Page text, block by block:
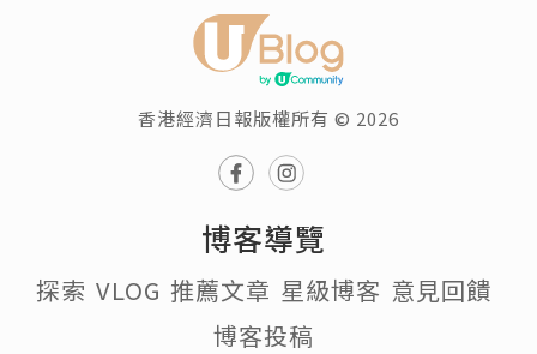
香港經濟日報版權所有 © 2026
博客導覽
探索 VLOG 推薦文章 星級博客 意見回饋
博客投稿